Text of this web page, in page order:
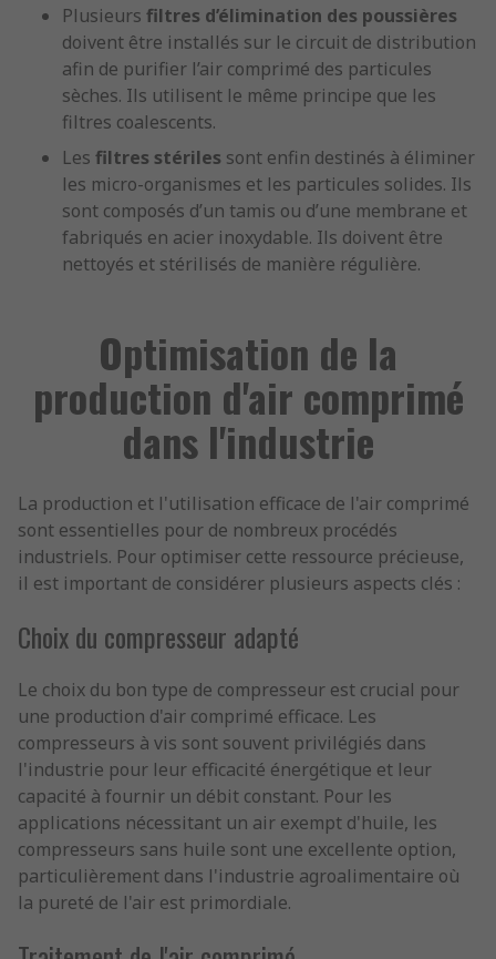
Plusieurs filtres d’élimination des poussières
doivent être installés sur le circuit de distribution
afin de purifier l’air comprimé des particules
sèches. Ils utilisent le même principe que les
filtres coalescents.
Les filtres stériles sont enfin destinés à éliminer
les micro-organismes et les particules solides. Ils
sont composés d’un tamis ou d’une membrane et
fabriqués en acier inoxydable. Ils doivent être
nettoyés et stérilisés de manière régulière.
Optimisation de la
production d'air comprimé
dans l'industrie
La production et l'utilisation efficace de l'air comprimé
sont essentielles pour de nombreux procédés
industriels. Pour optimiser cette ressource précieuse,
il est important de considérer plusieurs aspects clés :
Choix du compresseur adapté
Le choix du bon type de compresseur est crucial pour
une production d'air comprimé efficace. Les
compresseurs à vis sont souvent privilégiés dans
l'industrie pour leur efficacité énergétique et leur
capacité à fournir un débit constant. Pour les
applications nécessitant un air exempt d'huile, les
compresseurs sans huile sont une excellente option,
particulièrement dans l'industrie agroalimentaire où
la pureté de l'air est primordiale.